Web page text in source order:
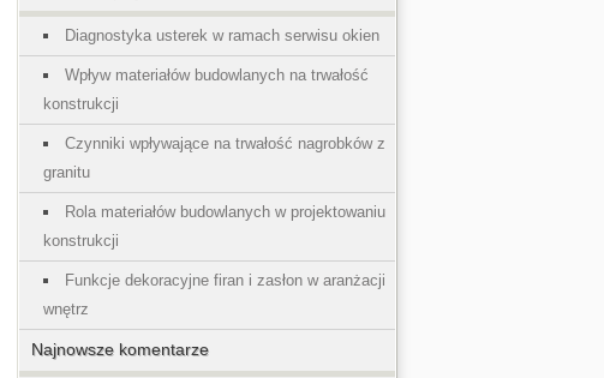
Diagnostyka usterek w ramach serwisu okien
Wpływ materiałów budowlanych na trwałość
konstrukcji
Czynniki wpływające na trwałość nagrobków z
granitu
Rola materiałów budowlanych w projektowaniu
konstrukcji
Funkcje dekoracyjne firan i zasłon w aranżacji
wnętrz
Najnowsze komentarze